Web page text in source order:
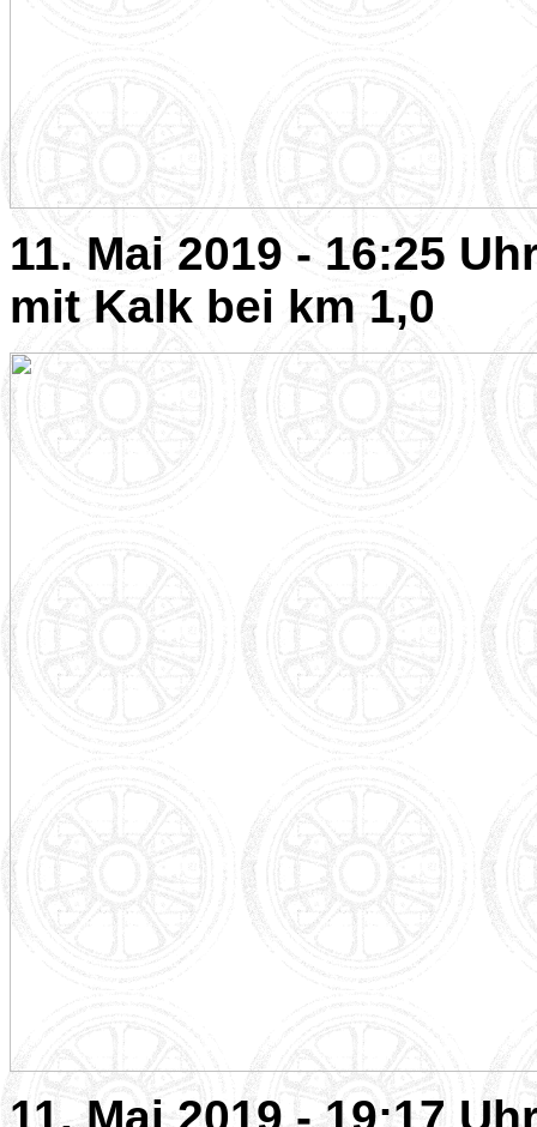
11. Mai 2019 - 16:25
mit Kalk bei km 1,0